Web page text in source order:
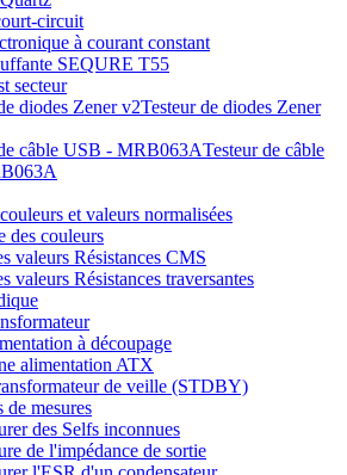
circuit
à courant constant
SEQURE T55
secteur
Testeur de diodes Zener
Testeur de câble
et valeurs normalisées
des couleurs
valeurs Résistances CMS
valeurs Résistances traversantes
à découpage
alimentation ATX
de veille (STDBY)
de mesures
des Selfs inconnues
de l'impédance de sortie